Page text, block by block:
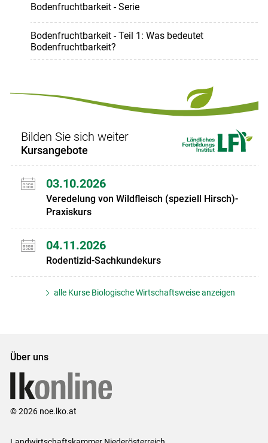
Bodenfruchtbarkeit - Serie
Bodenfruchtbarkeit - Teil 1: Was bedeutet
Bodenfruchtbarkeit?
Bilden Sie sich weiter
Kursangebote
03.10.2026
Veredelung von Wildfleisch (speziell Hirsch)-
Praxiskurs
04.11.2026
Rodentizid-Sachkundekurs
alle Kurse Biologische Wirtschaftsweise anzeigen
Über uns
© 2026 noe.lko.at